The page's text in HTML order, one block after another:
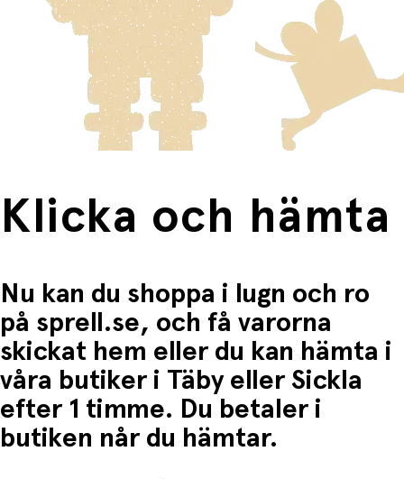
Varor som är för stora för att skickas som vanlig post
skickas med Posten/Brings tjänst
Home Delivery
. Detta
innebär en högre fraktkostnad.
Produkter som omfattas av detta är tydligt märkta, och
frakten för dessa varor visas i kassan.
Fri frakt när du handlar för mer än 1500:-
Klicka och hämta:
Du betalar när du hämtar varorna i butiken.
Klicka och hämta
Nu kan du shoppa i lugn och ro
på sprell.se, och få varorna
skickat hem eller du kan hämta i
våra butiker i Täby eller Sickla
efter 1 timme. Du betaler i
butiken når du hämtar.